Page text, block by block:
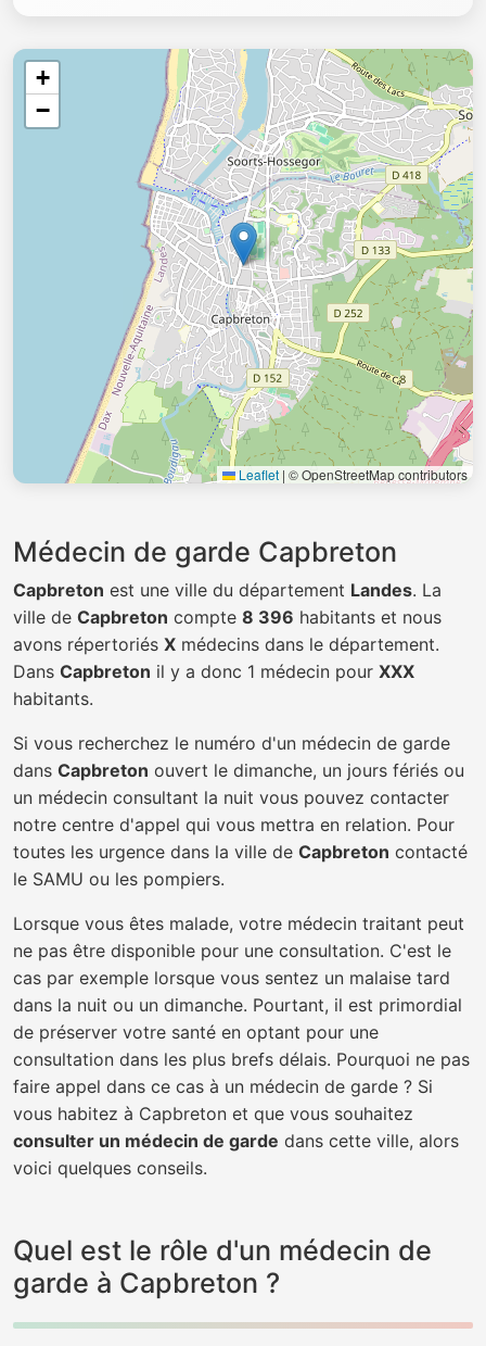
+
−
Leaflet | © OpenStreetMap contributors
Médecin de garde Capbreton
Capbreton est une ville du département Landes. La
ville de Capbreton compte 8 396 habitants et nous
avons répertoriés X médecins dans le département.
Dans Capbreton il y a donc 1 médecin pour XXX
habitants.
Si vous recherchez le numéro d'un médecin de garde
dans Capbreton ouvert le dimanche, un jours fériés ou
un médecin consultant la nuit vous pouvez contacter
notre centre d'appel qui vous mettra en relation. Pour
toutes les urgence dans la ville de Capbreton contacté
le SAMU ou les pompiers.
Lorsque vous êtes malade, votre médecin traitant peut
ne pas être disponible pour une consultation. C'est le
cas par exemple lorsque vous sentez un malaise tard
dans la nuit ou un dimanche. Pourtant, il est primordial
de préserver votre santé en optant pour une
consultation dans les plus brefs délais. Pourquoi ne pas
faire appel dans ce cas à un médecin de garde ? Si
vous habitez à Capbreton et que vous souhaitez
consulter un médecin de garde dans cette ville, alors
voici quelques conseils.
Quel est le rôle d'un médecin de
garde à Capbreton ?